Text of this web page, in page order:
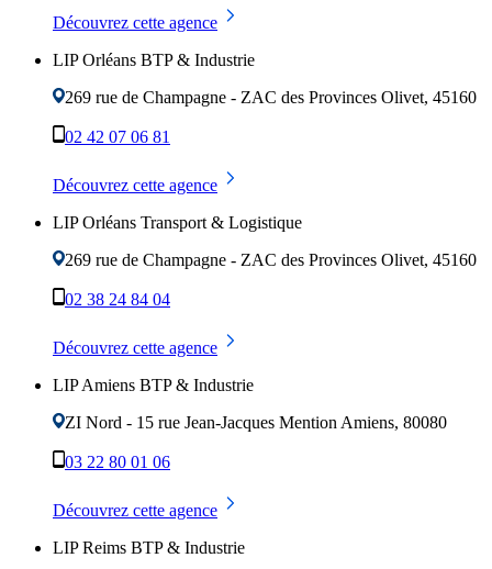
Découvrez cette agence
LIP Orléans BTP & Industrie
269 rue de Champagne - ZAC des Provinces Olivet, 45160
02 42 07 06 81
Découvrez cette agence
LIP Orléans Transport & Logistique
269 rue de Champagne - ZAC des Provinces Olivet, 45160
02 38 24 84 04
Découvrez cette agence
LIP Amiens BTP & Industrie
ZI Nord - 15 rue Jean-Jacques Mention Amiens, 80080
03 22 80 01 06
Découvrez cette agence
LIP Reims BTP & Industrie